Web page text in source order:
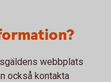
webbplats
också kontakta